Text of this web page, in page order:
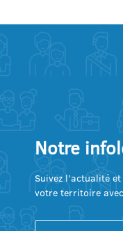
Notre
Suivez l’actualité
votre territoire